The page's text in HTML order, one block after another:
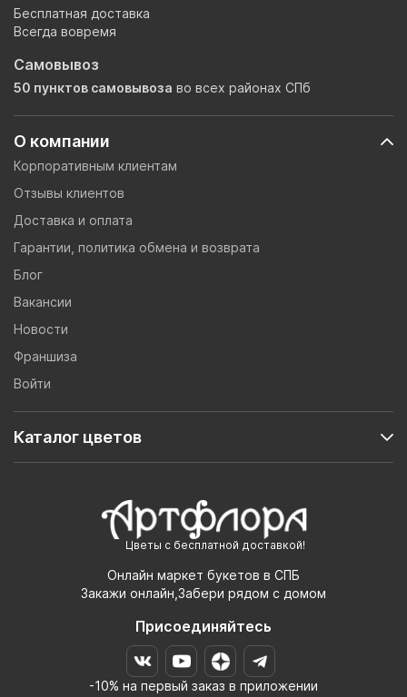
Цветы с бесплатной доставкой!
Онлайн маркет букетов в СПБ
Закажи онлайн,Забери рядом с домом
Присоединяйтесь
-10% на первый заказ в приложении
О компании
Корпоративным клиентам
Отзывы клиентов
Доставка и оплата
Гарантии, политика обмена и возврата
Блог
Вакансии
Новости
Франшиза
Войти
Каталог цветов
Бесплатная доставка
Всегда вовремя
Самовывоз
50 пунктов самовывоза во всех районах СПб